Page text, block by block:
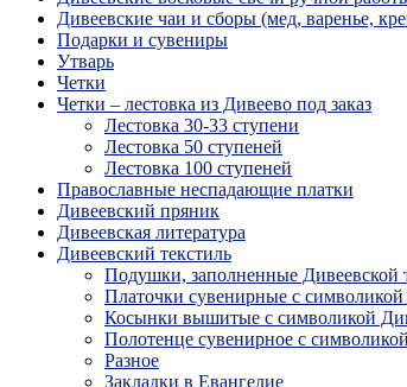
Дивеевские чаи и сборы (мед, варенье,
Подарки и сувениры
Утварь
Четки
Четки – лестовка из Дивеево под заказ
Лестовка 30-33 ступени
Лестовка 50 ступеней
Лестовка 100 ступеней
Православные неспадающие платки
Дивеевский пряник
Дивеевская литература
Дивеевский текстиль
Подушки, заполненные Дивеевской
Платочки сувенирные с
Косынки вышитые с символикой
Полотенце сувенирное с
Разное
Закладки в Евангелие